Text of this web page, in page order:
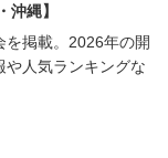
沖縄】
を掲載。2026年の開
や人気ランキングな